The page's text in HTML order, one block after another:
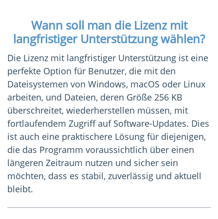
Wann soll man die Lizenz mit
langfristiger Unterstützung wählen?
Die Lizenz mit langfristiger Unterstützung ist eine
perfekte Option für Benutzer, die mit den
Dateisystemen von Windows, macOS oder Linux
arbeiten, und Dateien, deren Größe 256 KB
überschreitet, wiederherstellen müssen, mit
fortlaufendem Zugriff auf Software-Updates. Dies
ist auch eine praktischere Lösung für diejenigen,
die das Programm voraussichtlich über einen
längeren Zeitraum nutzen und sicher sein
möchten, dass es stabil, zuverlässig und aktuell
bleibt.